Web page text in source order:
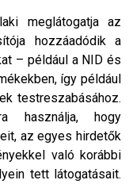
meglátogatja az
hozzáadódik a
– például a NID és
így például
testreszabásához.
használja, hogy
az egyes hirdetők
való korábbi
tett látogatásait.